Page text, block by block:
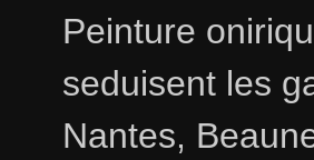
Peinture
seduisent les
Nantes,